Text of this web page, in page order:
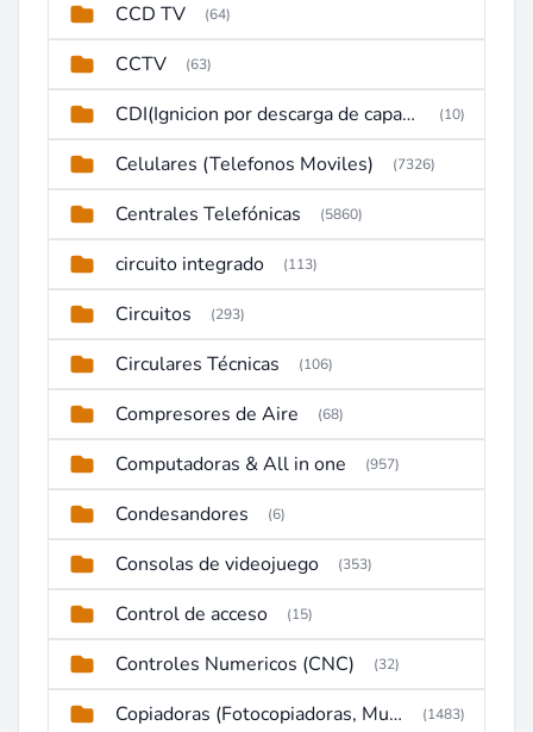
CCD TV (64)
CCTV (63)
CDI(Ignicion por descarga de capacitor) (10)
Celulares (Telefonos Moviles) (7326)
Centrales Telefónicas (5860)
circuito integrado (113)
Circuitos (293)
Circulares Técnicas (106)
Compresores de Aire (68)
Computadoras & All in one (957)
Condesandores (6)
Consolas de videojuego (353)
Control de acceso (15)
Controles Numericos (CNC) (32)
Copiadoras (Fotocopiadoras, Multifunctions, Ploter, etc) (1483)